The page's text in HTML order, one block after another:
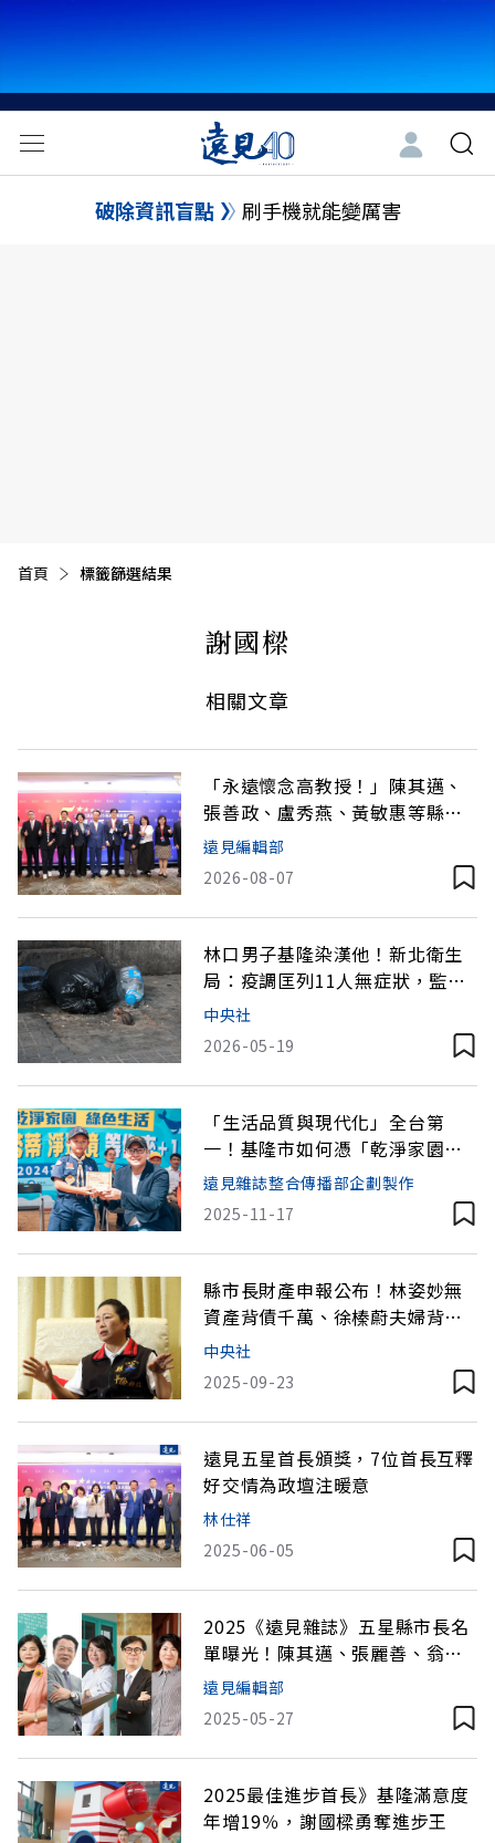
破除資訊盲點 刷手機就能變厲害
首頁 目前頁面：
標籤篩選結果
謝國樑
相關文章
「永遠懷念高教授！」陳其邁、
張善政、盧秀燕、黃敏惠等縣市
長發文弔唁高希均
遠見編輯部
2026-08-07
林口男子基隆染漢他！新北衛生
局：疫調匡列11人無症狀，監測
至7/1
中央社
2026-05-19
「生活品質與現代化」全台第
一！基隆市如何憑「乾淨家園」
打造典範級環境？
遠見雜誌整合傳播部企劃製作
2025-11-17
縣市長財產申報公布！林姿妙無
資產背債千萬、徐榛蔚夫婦背債
4479萬
中央社
2025-09-23
遠見五星首長頒獎，7位首長互釋
好交情為政壇注暖意
林仕祥
2025-06-05
2025《遠見雜誌》五星縣市長名
單曝光！陳其邁、張麗善、翁章
梁、黃敏惠、饒慶鈴上榜
遠見編輯部
2025-05-27
2025最佳進步首長》基隆滿意度
年增19％，謝國樑勇奪進步王